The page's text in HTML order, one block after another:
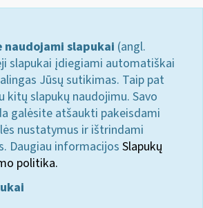
naudojami slapukai (angl.
slapukai įdiegiami automatiškai
Jūsų sutikimas. Taip pat
kitų slapukų naudojimu. Savo
galėsite atšaukti pakeisdami
nustatymus ir ištrindami
Daugiau informacijos Slapukų
politika.